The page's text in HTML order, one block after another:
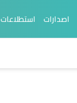
اصدارات استطلاعات